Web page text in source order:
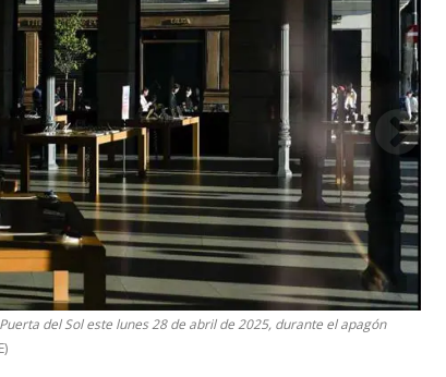
del Sol este lunes 28 de abril de 2025, durante el apagón